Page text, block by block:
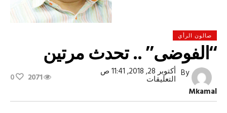
صالون الرأي
“الفوضى” .. تحدث مرتين
By
Mkamal
أكتوبر 28, 2018, 11:41 ص
التعليقاتعلى
تحدث
2071
0